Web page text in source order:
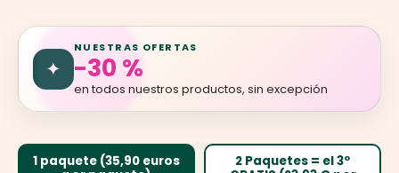
✦
NUESTRAS OFERTAS
-30 %
en todos nuestros productos, sin excepción
1 paquete (35,90 euros
2 Paquetes = el 3º